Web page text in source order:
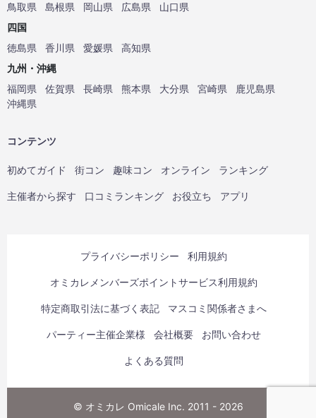
鳥取県
島根県 岡山県 広島県
山口県
四国
徳島県
香川県 愛媛県
高知県
九州・沖縄
福岡県
佐賀県 長崎県 熊本県 大分県 宮崎県
鹿児島県
沖縄県
コンテンツ
初めてガイド 街コン 趣味コン オンライン ランキング
主催者から探す 口コミランキング お役立ち アプリ
プライバシーポリシー 利用規約
オミカレメンバーズポイントサービス利用規約
特定商取引法に基づく表記 マスコミ関係者さまへ
パーティー主催企業様 会社概要 お問い合わせ
よくある質問
© オミカレ Omicale Inc. 2011 - 2026